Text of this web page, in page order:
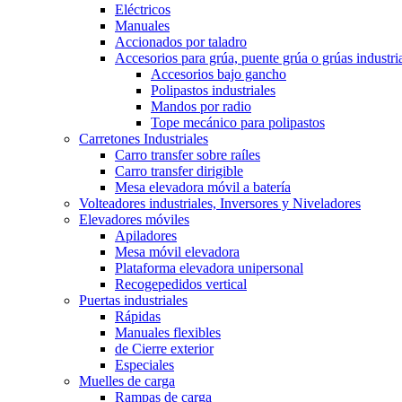
Eléctricos
Manuales
Accionados por taladro
Accesorios para grúa, puente grúa o grúas
Accesorios bajo gancho
Polipastos industriales
Mandos por radio
Tope mecánico para polipastos
Carretones Industriales
Carro transfer sobre raíles
Carro transfer dirigible
Mesa elevadora móvil a batería
Volteadores industriales, Inversores y Niveladores
Elevadores móviles
Apiladores
Mesa móvil elevadora
Plataforma elevadora unipersonal
Recogepedidos vertical
Puertas industriales
Rápidas
Manuales flexibles
de Cierre exterior
Especiales
Muelles de carga
Rampas de carga